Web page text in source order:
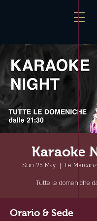
Karaoke
Sun 25 May
  |
Le
Tutte le domeniche
Orario & Sede